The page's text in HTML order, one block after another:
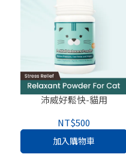
沛威好鬆快-貓用
NT$500
加入購物車